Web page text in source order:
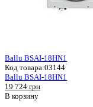
Ballu BSAI-18HN1
Код товара:03144
Ballu BSAI-18HN1
19 724 грн
В корзину